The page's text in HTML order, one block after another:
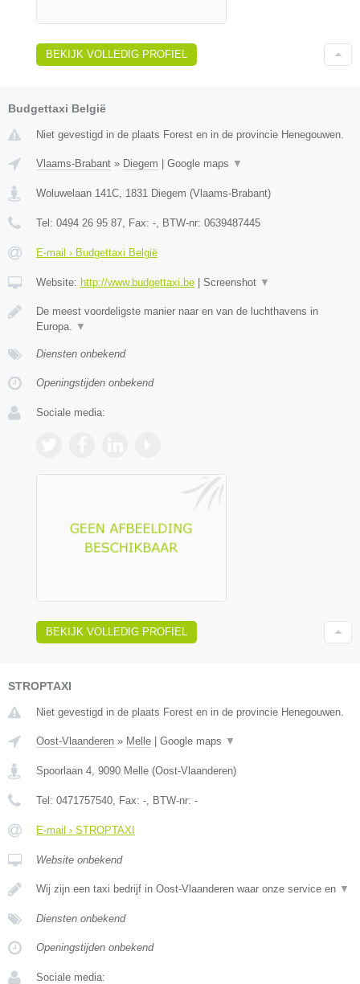
BEKIJK VOLLEDIG PROFIEL
Budgettaxi België
Niet gevestigd in de plaats Forest en in de provincie Henegouwen.
Vlaams-Brabant » Diegem Google maps ▼
Woluwelaan 141C 1831 Diegem (Vlaams-Brabant)
Tel: 0494 26 95 87 , Fax: - , BTW-nr: 0639487445
E-mail › Budgettaxi België
Website: http://www.budgettaxi.be Screenshot ▼
De meest voordeligste manier naar en van de luchthavens in
Europa.
▼
Diensten onbekend
Openingstijden onbekend
Sociale media:
BEKIJK VOLLEDIG PROFIEL
STROPTAXI
Niet gevestigd in de plaats Forest en in de provincie Henegouwen.
Oost-Vlaanderen » Melle | Google maps ▼
Spoorlaan 4 9090 Melle (Oost-Vlaanderen)
Tel: 0471757540 , Fax: - , BTW-nr: -
E-mail › STROPTAXI
Website onbekend
Wij zijn een taxi bedrijf in Oost-Vlaanderen waar onze service en ▼
Diensten onbekend
Openingstijden onbekend
Sociale media: